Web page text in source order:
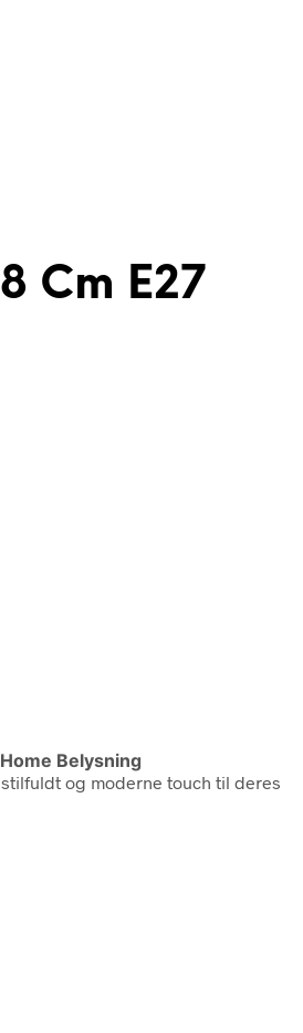
Cm E27
Home Belysning
og moderne touch til deres